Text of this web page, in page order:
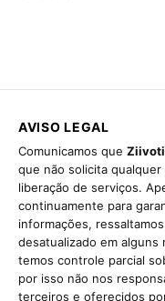
AVISO LEGAL
Comunicamos que Ziivoti
que não solicita
liberação de serviços.
continuamente para
informações,
desatualizado em alguns
temos controle parcial
por isso não nos
terceiros e oferecidos